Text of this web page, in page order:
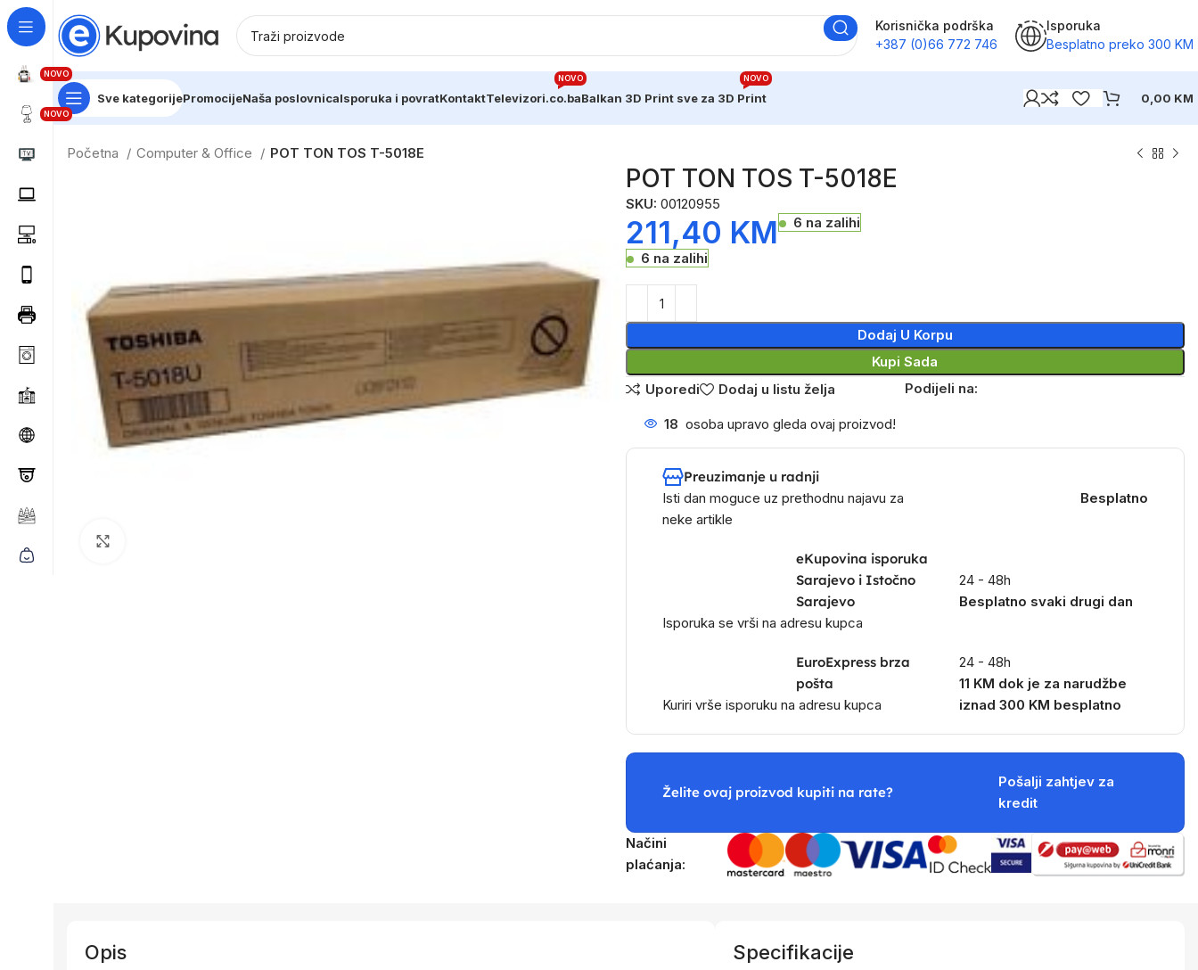
NOVO
NOVO
Korisnička podrška
+387 (0)66 772 746
Isporuka
Besplatno preko 300 KM
Sve kategorijePromocijeNaša poslovnicaIsporuka i povratKontaktTelevizori.co.ba
NOVO
Balkan 3D Print sve za 3D Print
NOVO
0,00 KM
Početna Computer & Office POT TON TOS T-5018E
POT TON TOS T-5018E
SKU: 00120955
211,40 KM 6 na zalihi
6 na zalihi
Dodaj U Korpu
Kupi Sada
Uporedi
Dodaj u listu želja Podijeli na:
18 osoba upravo gleda ovaj proizvod!
Preuzimanje u radnji
Isti dan moguce uz prethodnu najavu za
neke artikle
Besplatno
eKupovina isporuka
Sarajevo i Istočno
Sarajevo
Isporuka se vrši na adresu kupca
24 - 48h
Besplatno svaki drugi dan
EuroExpress brza
pošta
Kuriri vrše isporuku na adresu kupca
24 - 48h
11 KM dok je za narudžbe
iznad 300 KM besplatno
Želite ovaj proizvod kupiti na rate?
Pošalji zahtjev za
kredit
Načini
plaćanja:
Opis Specifikacije